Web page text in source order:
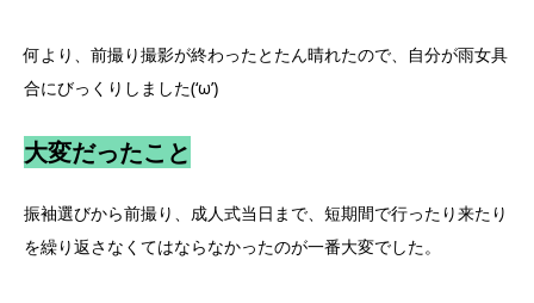
何より、前撮り撮影が終わったとたん晴れたので、自分が雨女具
合にびっくりしました(‘ω’)
大変だったこと
振袖選びから前撮り、成人式当日まで、短期間で行ったり来たり
を繰り返さなくてはならなかったのが一番大変でした。